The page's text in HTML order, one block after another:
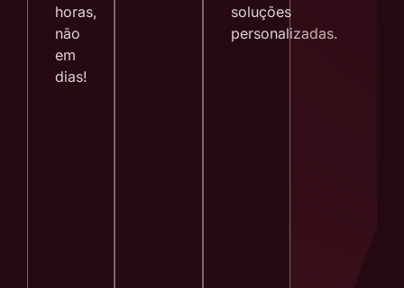
horas,
não
em
dias!
soluções
personalizadas.